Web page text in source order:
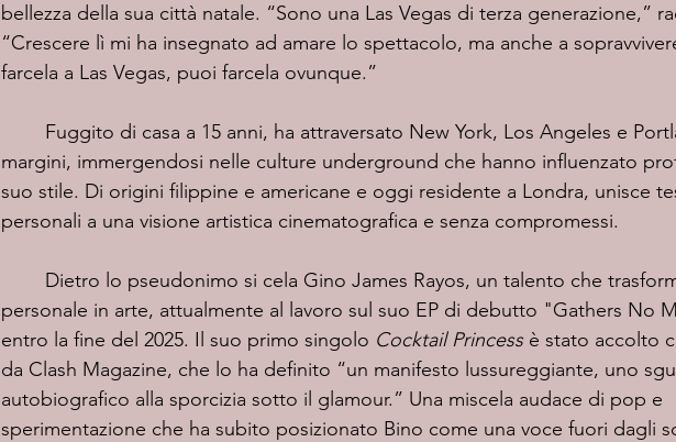
bellezza della sua città natale. “Sono una Las Vegas di terza generazione,”
“Crescere lì mi ha insegnato ad amare lo spettacolo, ma anche a
farcela a Las Vegas, puoi farcela ovunque.”
margini, immergendosi nelle culture underground che hanno influenzato
suo stile. Di origini filippine e americane e oggi residente a Londra, unisce
personali a una visione artistica cinematografica e senza compromessi.
personale in arte, attualmente al lavoro sul suo EP di debutto "Gathers No
entro la fine del 2025. Il suo primo singolo Cocktail Princess è stato accolto
da Clash Magazine, che lo ha definito “un manifesto lussureggiante, uno
autobiografico alla sporcizia sotto il glamour.” Una miscela audace di pop e
sperimentazione che ha subito posizionato Bino come una voce fuori dagli